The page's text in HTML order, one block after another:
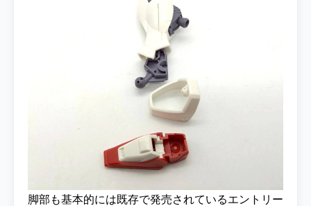
脚部も基本的には既存で発売されているエントリー